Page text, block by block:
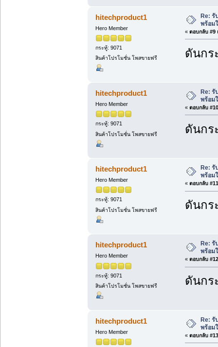
hitechproduct1
Hero Member
กระทู้: 9071
สินค้าโปรโมชั่น โพสขายฟรี
Re: รั
พร้อม
« ตอบกลับ #9
ดันก
hitechproduct1
Hero Member
กระทู้: 9071
สินค้าโปรโมชั่น โพสขายฟรี
Re: รั
พร้อม
« ตอบกลับ
ดันก
hitechproduct1
Hero Member
กระทู้: 9071
สินค้าโปรโมชั่น โพสขายฟรี
Re: รั
พร้อม
« ตอบกลับ
ดันก
hitechproduct1
Hero Member
กระทู้: 9071
สินค้าโปรโมชั่น โพสขายฟรี
Re: รั
พร้อม
« ตอบกลับ
ดันก
hitechproduct1
Hero Member
Re: รั
พร้อม
« ตอบกลับ